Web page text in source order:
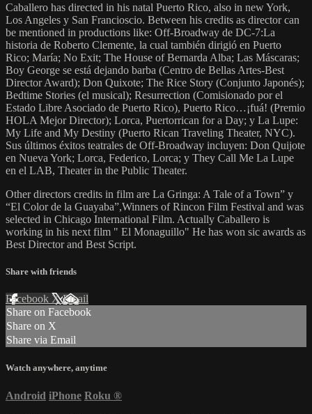
Caballero has directed in his natal Puerto Rico, also in new York,
Los Angeles y San Francioscio. Between his credits as director can
be mentioned in productions like: Off-Broadway de DC-7:La
historia de Roberto Clemente, la cual también dirigió en Puerto
Rico; María; No Exit; The House of Bernarda Alba; Las Máscaras;
Boy George se está dejando barba (Centro de Bellas Artes-Best
Director Award); Don Quixote; The Rice Story (Conjunto Japonés);
Bedtime Stories (el musical); Resurrection (Comisionado por el
Estado Libre Asociado de Puerto Rico), Puerto Rico…¡fuá! (Premio
HOLA Mejor Director); Lorca, Puertorrican for a Day; y La Lupe:
My Life and My Destiny (Puerto Rican Traveling Theater, NYC).
Sus últimos éxitos teatrales de Off-Broadway incluyen: Don Quijote
en Nueva York; Lorca, Federico, Lorca; y They Call Me La Lupe
en el LAB, Theater in the Public Theater.
Other directors credits in film are La Gringa: A Tale of a Town” y
“El Color de la Guayaba”,Winners of Rincon Film Festival and was
selected in Chicago International Film. Actually Caballero is
working in his next film " El Monaguillo" He has won sic awards as
Best Director and Best Script.
Share with friends
Facebook XEmail
Share on Facebook
Share on X
Share via Email
Watch anywhere, anytime
Android iPhone Roku ®